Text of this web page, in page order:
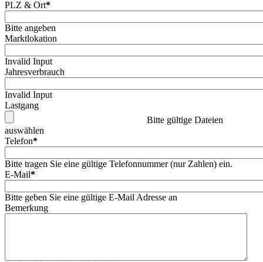
PLZ & Ort*
Bitte angeben
Marktlokation
Invalid Input
Jahresverbrauch
Invalid Input
Lastgang
Bitte gültige Dateien
auswählen
Telefon*
Bitte tragen Sie eine gültige Telefonnummer (nur Zahlen) ein.
E-Mail*
Bitte geben Sie eine gültige E-Mail Adresse an
Bemerkung